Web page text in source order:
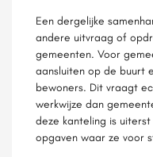
Een dergelijke
andere uitvraag of
gemeenten. Voor
aansluiten op de buurt
bewoners. Dit vraagt
werkwijze dan
deze kanteling is
opgaven waar ze voor